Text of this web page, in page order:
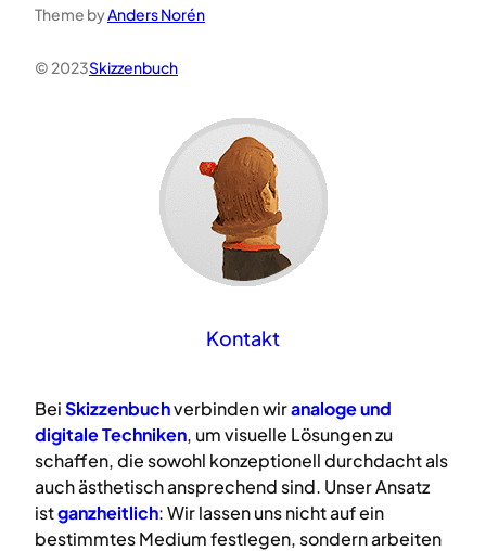
Theme byAnders Norén
© 2023Skizzenbuch
Kontakt
BeiSkizzenbuchverbinden wiranalogeund
digitaleTechniken, um visuelle Lösungen zu
schaffen, die sowohl konzeptionell durchdacht als
auch ästhetisch ansprechend sind. Unser Ansatz
istganzheitlich: Wir lassen uns nicht auf ein
bestimmtes Medium festlegen, sondern arbeiten